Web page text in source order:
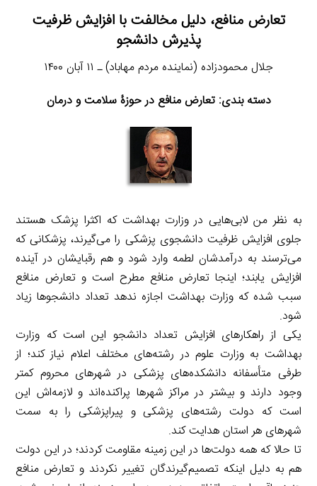
تعارض منافع، دلیل مخالفت با افزایش ظرفیت
پذیرش دانشجو
جلال محمودزاده (نماینده مردم مهاباد) ـ ۱۱ آبان ۱۴۰۰
دسته بندی: تعارض منافع در حوزۀ سلامت و درمان
به نظر من لابی‌هایی در وزارت بهداشت که اکثرا پزشک هستند
جلوی افزایش ظرفیت دانشجوی پزشکی را می‌گیرند، پزشکانی که
می‌ترسند به درآمدشان لطمه وارد شود و هم رقبایشان در آینده
افزایش یابند؛ اینجا تعارض منافع مطرح است و تعارض منافع
سبب شده که وزارت بهداشت اجازه ندهد تعداد دانشجوها زیاد
شود.
یکی از راهکارهای افزایش تعداد دانشجو این است که وزارت
بهداشت به وزارت علوم در رشته‌های مختلف اعلام نیاز کند؛ از
طرفی متأسفانه دانشکده‌های پزشکی در شهرهای محروم کمتر
وجود دارند و بیشتر در مراکز شهرها پراکنده‌اند و لازمه‌اش این
است که دولت رشته‌های پزشکی و پیراپزشکی را به سمت
شهرهای هر استان هدایت کند.
تا حالا که همه دولت‌ها در این زمینه مقاومت کردند؛ در این دولت
هم به دلیل اینکه تصمیم‌گیرندگان تغییر نکردند و تعارض منافع